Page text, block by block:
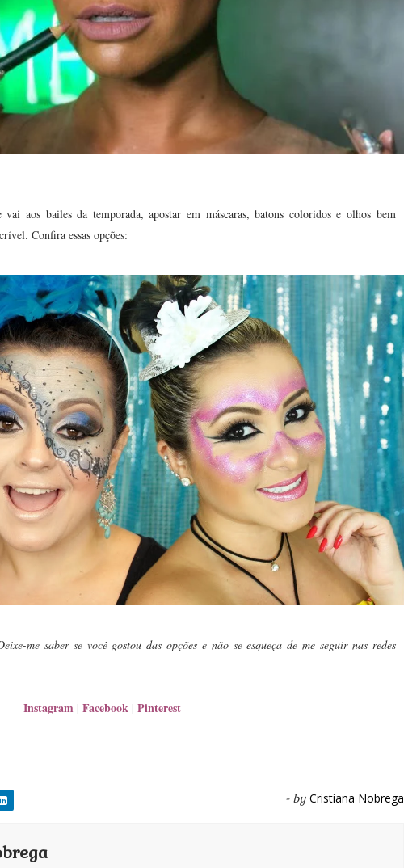
aos bailes da temporada, apostar em máscaras, batons coloridos e olhos bem
Confira essas opções:
me saber se você gostou das opções e não se esqueça de me seguir nas redes
Instagram | Facebook | Pinterest
- by Cristiana Nobrega